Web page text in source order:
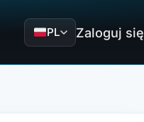
PL Zaloguj się